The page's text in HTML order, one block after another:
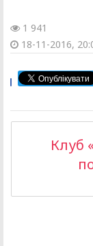
1 941
18-11-2016,
Клуб